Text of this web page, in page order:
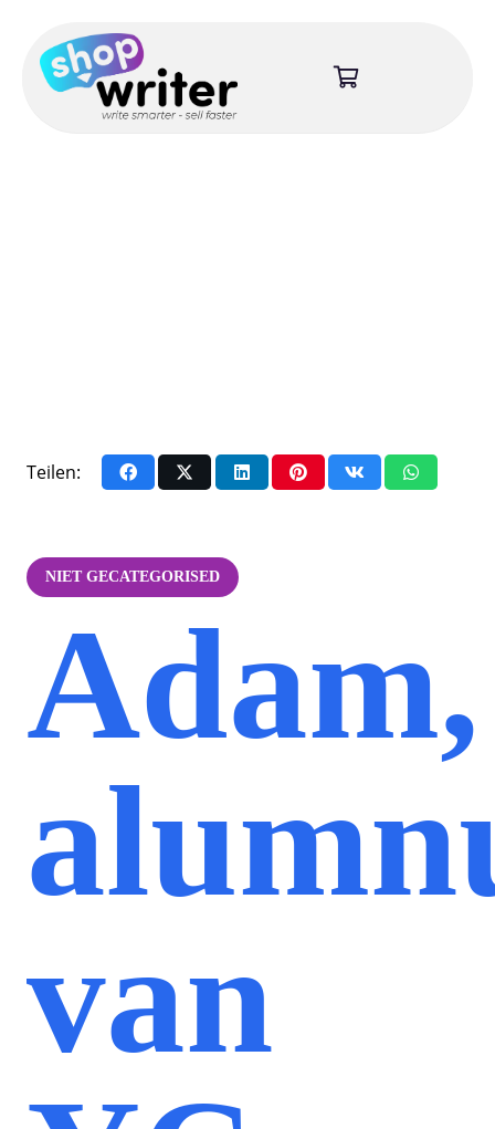
Teilen:
NIET GECATEGORISED
Adam,
van